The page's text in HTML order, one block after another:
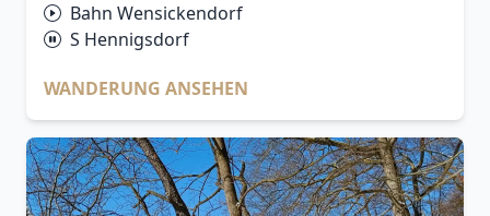
Bahn Wensickendorf
S Hennigsdorf
WANDERUNG ANSEHEN